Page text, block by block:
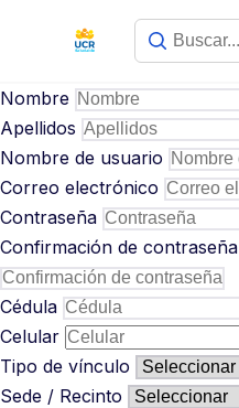
Nombre
Apellidos
Nombre de usuario
Correo electrónico
Contraseña
Confirmación de contraseña
Cédula
Celular
Tipo de vínculo
Sede / Recinto